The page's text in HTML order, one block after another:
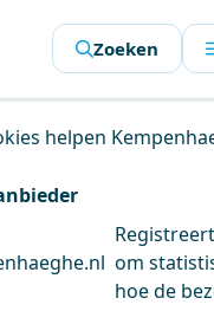
te verbeteren.
helpen
om
hoe de
Zoeken